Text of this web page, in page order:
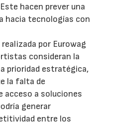
hacen prever una
hacia tecnologías con
por Eurowag
consideran la
prioridad estratégica,
la falta de
a soluciones
generar
entre los